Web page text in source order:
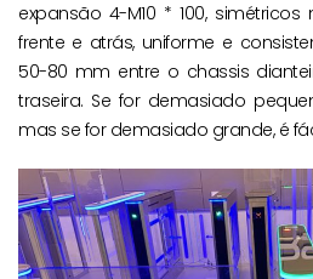
expansão 4-M10 * 100,
frente e atrás, uniforme e
50-80 mm entre o chassis
traseira. Se for demasiado
mas se for demasiado grande, é